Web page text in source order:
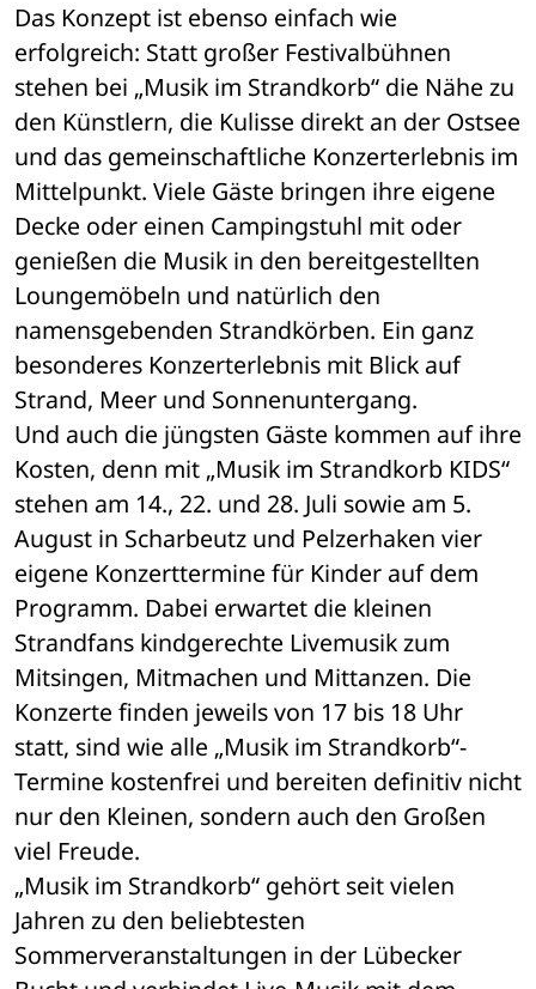
Das Konzept ist ebenso einfach wie
erfolgreich: Statt großer Festivalbühnen
stehen bei „Musik im Strandkorb“ die Nähe zu
den Künstlern, die Kulisse direkt an der Ostsee
und das gemeinschaftliche Konzerterlebnis im
Mittelpunkt. Viele Gäste bringen ihre eigene
Decke oder einen Campingstuhl mit oder
genießen die Musik in den bereitgestellten
Loungemöbeln und natürlich den
namensgebenden Strandkörben. Ein ganz
besonderes Konzerterlebnis mit Blick auf
Strand, Meer und Sonnenuntergang.
Und auch die jüngsten Gäste kommen auf ihre
Kosten, denn mit „Musik im Strandkorb KIDS“
stehen am 14., 22. und 28. Juli sowie am 5.
August in Scharbeutz und Pelzerhaken vier
eigene Konzerttermine für Kinder auf dem
Programm. Dabei erwartet die kleinen
Strandfans kindgerechte Livemusik zum
Mitsingen, Mitmachen und Mittanzen. Die
Konzerte finden jeweils von 17 bis 18 Uhr
statt, sind wie alle „Musik im Strandkorb“-
Termine kostenfrei und bereiten definitiv nicht
nur den Kleinen, sondern auch den Großen
viel Freude.
„Musik im Strandkorb“ gehört seit vielen
Jahren zu den beliebtesten
Sommerveranstaltungen in der Lübecker